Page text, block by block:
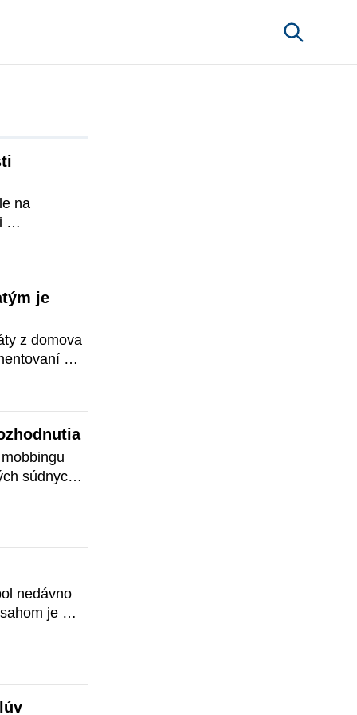
na
V tomto
avšak
na
je
z domova
či
justíciu k
je ryba.
súdnych
nedávno
je
sobôt
tejto